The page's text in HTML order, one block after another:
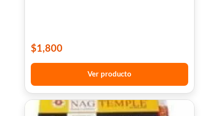
$1,800
Ver producto